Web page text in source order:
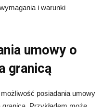
i warunki
umowy o
granicą
posiadania umowy